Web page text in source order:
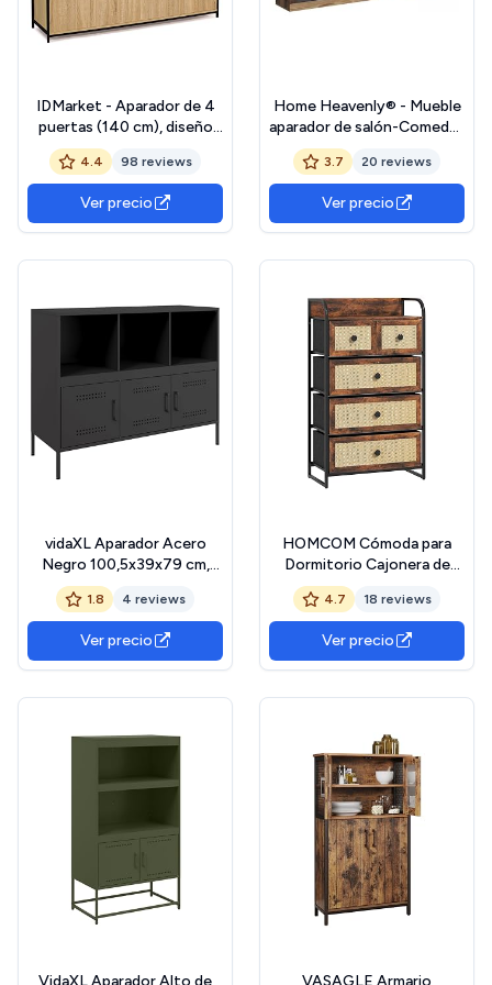
IDMarket - Aparador de 4
puertas (140 cm), diseño
industrial
4.4 98 reviews
Ver precio
Home Heavenly® - Mueble
aparador de salón-Comedor
Luana, 4 Puertas 4 cajones.
190x95,4x31,9 cm. (Roble
Antiguo-Gris)
3.7 20 reviews
Ver precio
vidaXL Aparador Acero
Negro 100,5x39x79 cm,
Armario Auxiliar, Mueble de
almacenaje de Cocina,
Armario de Pasillo, aparador
de Comedor
1.8 4 reviews
Ver precio
HOMCOM Cómoda para
Dormitorio Cajonera de
Tela con 5 Cajones
Plegables con Frentes de
Ratán y Marco de Acero
Cajonera para Dormitorio
Salón Marrón Rústico
4.7 18 reviews
Ver precio
VidaXL Aparador Alto de
VASAGLE Armario